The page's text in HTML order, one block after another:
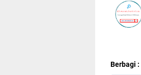
Berbagi :